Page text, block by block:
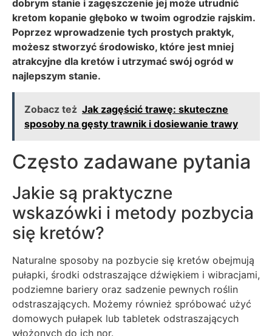
dobrym stanie i zagęszczenie jej może utrudnić
kretom kopanie głęboko w twoim ogrodzie rajskim.
Poprzez wprowadzenie tych prostych praktyk,
możesz stworzyć środowisko, które jest mniej
atrakcyjne dla kretów i utrzymać swój ogród w
najlepszym stanie.
Zobacz też Jak zagęścić trawę: skuteczne
sposoby na gęsty trawnik i dosiewanie trawy
Często zadawane pytania
Jakie są praktyczne
wskazówki i metody pozbycia
się kretów?
Naturalne sposoby na pozbycie się kretów obejmują
pułapki, środki odstraszające dźwiękiem i wibracjami,
podziemne bariery oraz sadzenie pewnych roślin
odstraszających. Możemy również spróbować użyć
domowych pułapek lub tabletek odstraszających
włożonych do ich nor.